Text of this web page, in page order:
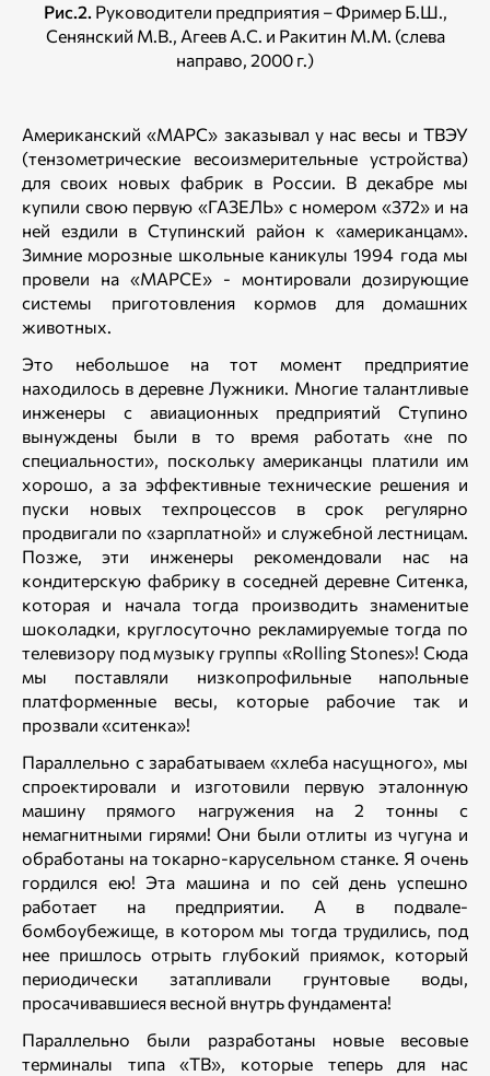
Рис.2. Руководители предприятия – Фример Б.Ш.,
Сенянский М.В., Агеев А.С. и Ракитин М.М. (слева
направо, 2000 г.)
Американский «МАРС» заказывал у нас весы и ТВЭУ
(тензометрические весоизмерительные устройства)
для своих новых фабрик в России. В декабре мы
купили свою первую «ГАЗЕЛЬ» с номером «372» и на
ней ездили в Ступинский район к «американцам».
Зимние морозные школьные каникулы 1994 года мы
провели на «МАРСЕ» - монтировали дозирующие
системы приготовления кормов для домашних
животных.
Это небольшое на тот момент предприятие
находилось в деревне Лужники. Многие талантливые
инженеры с авиационных предприятий Ступино
вынуждены были в то время работать «не по
специальности», поскольку американцы платили им
хорошо, а за эффективные технические решения и
пуски новых техпроцессов в срок регулярно
продвигали по «зарплатной» и служебной лестницам.
Позже, эти инженеры рекомендовали нас на
кондитерскую фабрику в соседней деревне Ситенка,
которая и начала тогда производить знаменитые
шоколадки, круглосуточно рекламируемые тогда по
телевизору под музыку группы «Rolling Stones»! Сюда
мы поставляли низкопрофильные напольные
платформенные весы, которые рабочие так и
прозвали «ситенка»!
Параллельно с зарабатываем «хлеба насущного», мы
спроектировали и изготовили первую эталонную
машину прямого нагружения на 2 тонны с
немагнитными гирями! Они были отлиты из чугуна и
обработаны на токарно-карусельном станке. Я очень
гордился ею! Эта машина и по сей день успешно
работает на предприятии. А в подвале-
бомбоубежище, в котором мы тогда трудились, под
нее пришлось отрыть глубокий приямок, который
периодически затапливали грунтовые воды,
просачивавшиеся весной внутрь фундамента!
Параллельно были разработаны новые весовые
терминалы типа «ТВ», которые теперь для нас